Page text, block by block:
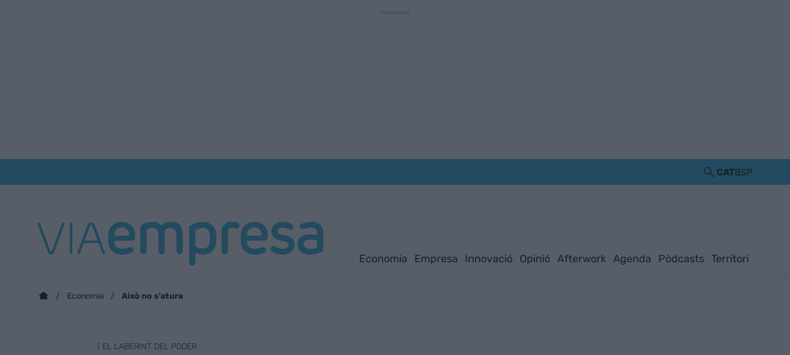
CATESP
Economia Empresa Innovació Opinió Afterwork Agenda Pòdcasts Territori
Economia Això no s'atura
EL LABERINT DEL PODER